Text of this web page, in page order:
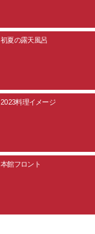
初夏の露天風呂
2023料理イメージ
本館フロント